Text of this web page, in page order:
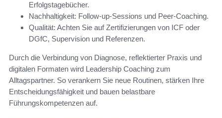
Erfolgstagebücher.
Nachhaltigkeit: Follow-up-Sessions und Peer-Coaching.
Qualität: Achten Sie auf Zertifizierungen von ICF oder
DGfC, Supervision und Referenzen.
Durch die Verbindung von Diagnose, reflektierter Praxis und
digitalen Formaten wird Leadership Coaching zum
Alltagspartner. So verankern Sie neue Routinen, stärken Ihre
Entscheidungsfähigkeit und bauen belastbare
Führungskompetenzen auf.